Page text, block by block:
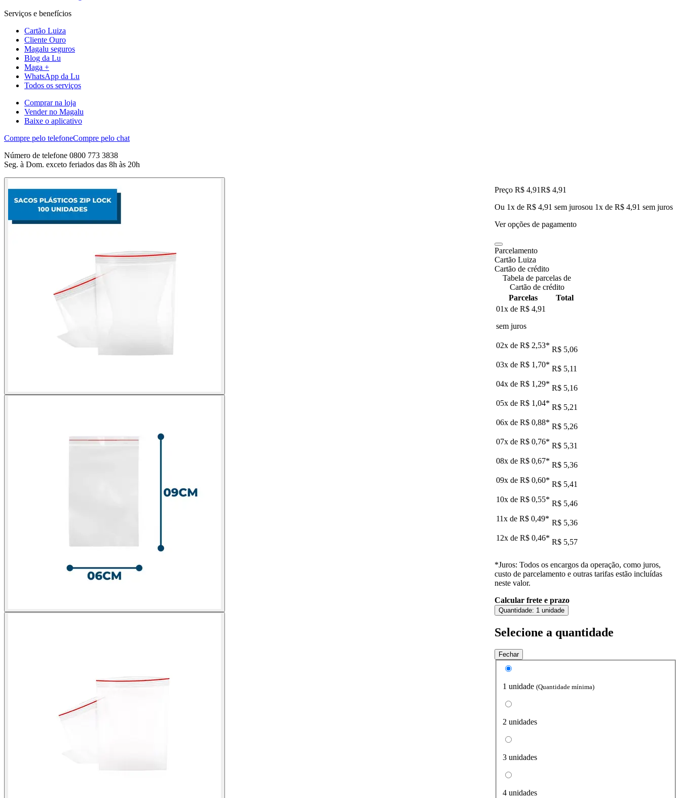
Serviços e benefícios
Cartão Luiza
Cliente Ouro
Magalu seguros
Blog da Lu
Maga +
WhatsApp da Lu
Todos os serviços
Comprar na loja
Vender no Magalu
Baixe o aplicativo
Compre pelo telefoneCompre pelo chat
Número de telefone 0800 773 3838
Seg. à Dom. exceto feriados das 8h às 20h
Preço R$ 4,91R$ 4,91
Ou 1x de R$ 4,91 sem jurosou 1x de R$ 4,91 sem juros
Ver opções de pagamento
Parcelamento
Cartão Luiza
Cartão de crédito
Tabela de parcelas de
Cartão de crédito
Parcelas
Total
01x de R$ 4,91
sem juros
02x de R$ 2,53* R$ 5,06
03x de R$ 1,70* R$ 5,11
04x de R$ 1,29* R$ 5,16
05x de R$ 1,04* R$ 5,21
06x de R$ 0,88* R$ 5,26
07x de R$ 0,76* R$ 5,31
08x de R$ 0,67* R$ 5,36
09x de R$ 0,60* R$ 5,41
10x de R$ 0,55* R$ 5,46
11x de R$ 0,49* R$ 5,36
12x de R$ 0,46* R$ 5,57
*Juros: Todos os encargos da operação, como juros,
custo de parcelamento e outras tarifas estão incluídas
neste valor.
Calcular frete e prazo
Quantidade: 1 unidade
Selecione a quantidade
Fechar
1 unidade (Quantidade mínima)
2 unidades
3 unidades
4 unidades